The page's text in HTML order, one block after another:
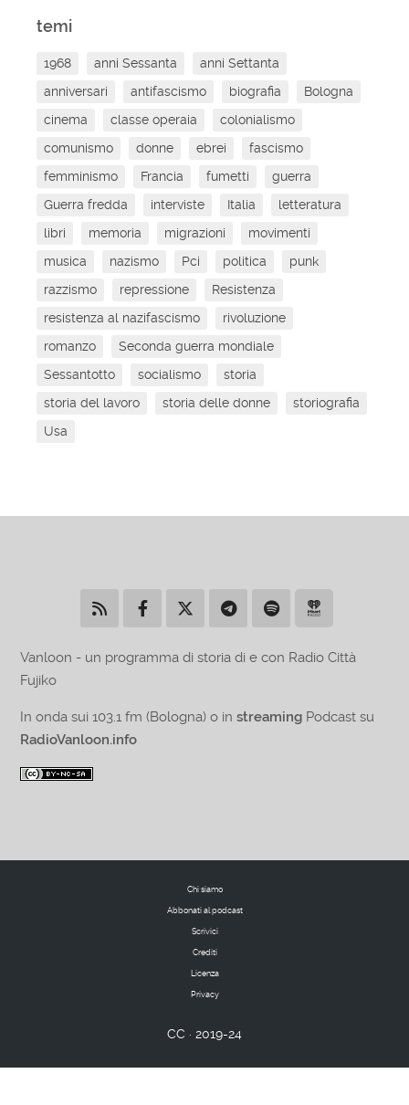
temi
1968 anni Sessanta
anni Settanta
anniversari
antifascismo biografia
Bologna
cinema
classe operaia
colonialismo
comunismo
donne ebrei
fascismo
femminismo
Francia fumetti
guerra
Guerra fredda
interviste Italia
letteratura
libri
memoria migrazioni
movimenti
musica
nazismo Pci politica
punk
razzismo
repressione
Resistenza
resistenza al nazifascismo
rivoluzione
romanzo
Seconda guerra mondiale
Sessantotto
socialismo
storia
storia del lavoro
storia delle donne
storiografia
Usa
Vanloon - un programma di storia di e con Radio Città
Fujiko
In onda sui 103.1 fm (Bologna) o instreaming Podcast su
RadioVanloon.info
CC · 2019-24
Chi siamo
Abbonati al podcast
Scrivici
Crediti
Licenza
Privacy